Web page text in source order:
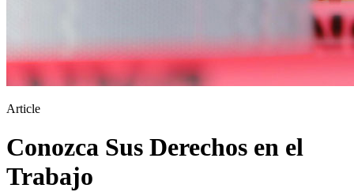
Article
Conozca Sus Derechos en el
Trabajo